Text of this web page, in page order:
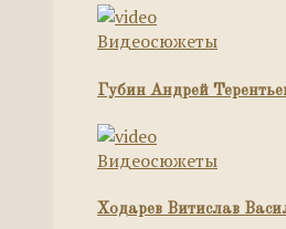
Видеосюжеты
Губин Андрей
Видеосюжеты
Ходарев Витислав